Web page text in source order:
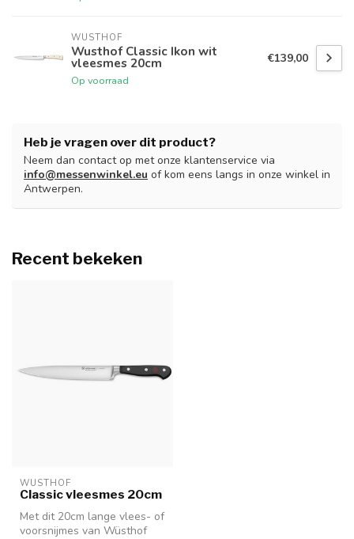
WUSTHOF
Wusthof Classic Ikon wit
vleesmes 20cm
Op voorraad
€139,00
Heb je vragen over dit product?
Neem dan contact op met onze klantenservice via
info@messenwinkel.eu of kom eens langs in onze winkel in
Antwerpen.
Recent bekeken
WUSTHOF
Classic vleesmes 20cm
Met dit 20cm lange vlees- of
voorsnijmes van Wüsthof